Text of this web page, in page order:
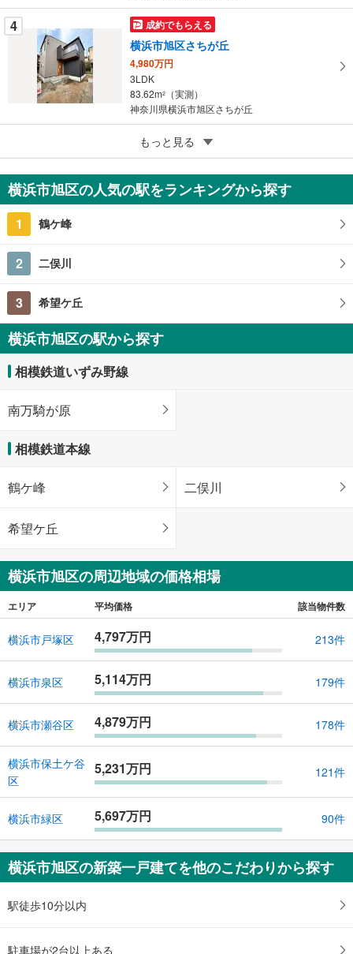
4 成約でもらえる
横浜市旭区さちが丘
4,980万円
3LDK
83.62m2
（実測）
神奈川県横浜市旭区さちが丘
成約でもらえる
横浜市旭区川井本町
4,580万円
3LDK
もっと見る
横浜市旭区の人気の駅をランキングから探す
1 鶴ケ峰
2 二俣川
3 希望ケ丘
横浜市旭区の駅から探す
相模鉄道いずみ野線
南万騎が原
相模鉄道本線
鶴ケ峰 二俣川
希望ケ丘
横浜市旭区の周辺地域の価格相場
エリア 平均価格 該当物件数
横浜市戸塚区 4,797万円 213件
横浜市泉区 5,114万円 179件
横浜市瀬谷区 4,879万円 178件
横浜市保土ケ谷
区
5,231万円 121件
横浜市緑区 5,697万円 90件
横浜市旭区の新築一戸建てを他のこだわりから探す
駅徒歩10分以内
駐車場が2台以上ある